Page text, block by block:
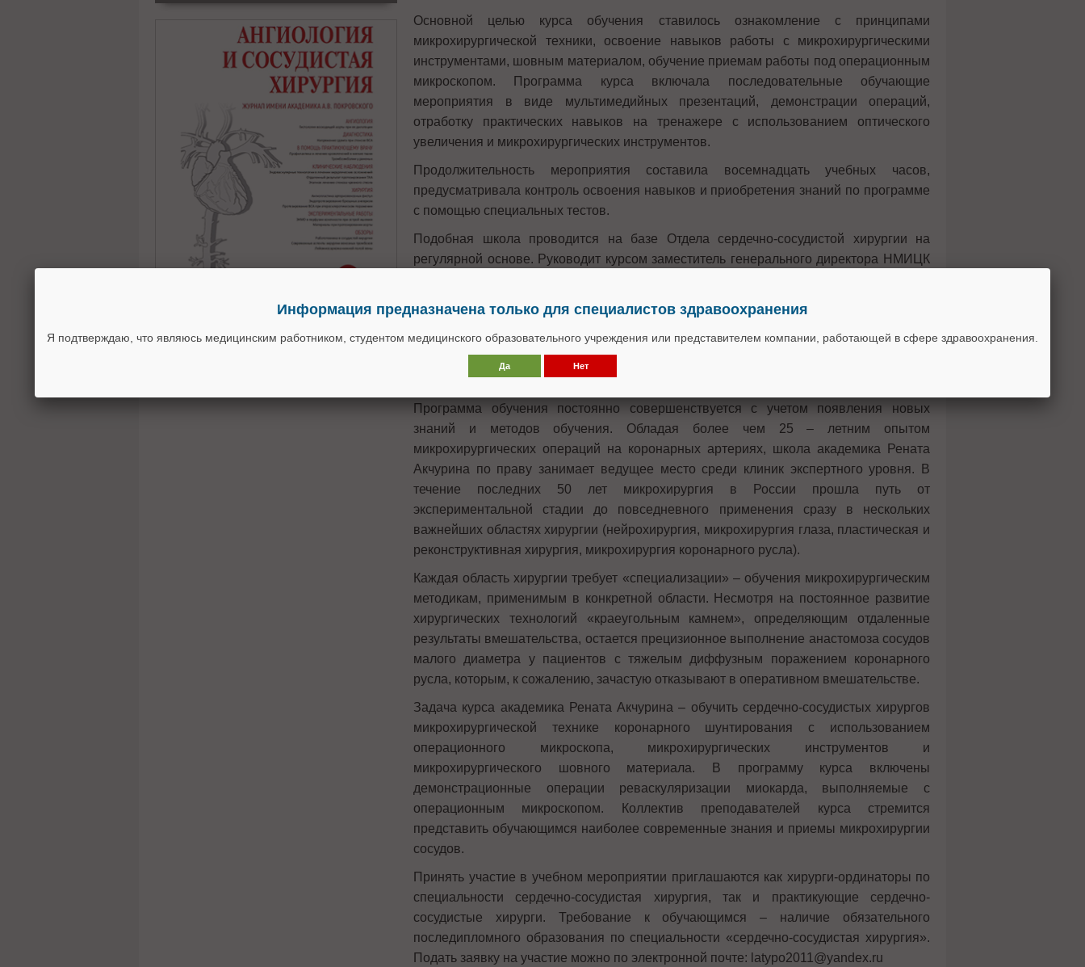
Основной целью курса обучения ставилось ознакомление с принципами
микрохирургической техники, освоение навыков работы с микрохирургическими
инструментами, шовным материалом, обучение приемам работы под операционным
микроскопом. Программа курса включала последовательные обучающие
мероприятия в виде мультимедийных презентаций, демонстрации операций,
отработку практических навыков на тренажере с использованием оптического
увеличения и микрохирургических инструментов.
Продолжительность мероприятия составила восемнадцать учебных часов,
предусматривала контроль освоения навыков и приобретения знаний по программе
с помощью специальных тестов.
Подобная школа проводится на базе Отдела сердечно-сосудистой хирургии на
регулярной основе. Руководит курсом заместитель генерального директора НМИЦК
научный сотрудник, академик РАН, профессор Ширяев Андрей Андреевич. В
проведении школы приняли активное участие сотрудники отдела сердечно-
сосудистой хирургии: с.н.с. Дамир Галяутдинов, с.н.с. Владислав Васильев, с.н.с.
Руслан Латыпов, с.н.с. Петр Лепилин.
Программа обучения постоянно совершенствуется с учетом появления новых
знаний и методов обучения. Обладая более чем 25 – летним опытом
микрохирургических операций на коронарных артериях, школа академика Рената
Акчурина по праву занимает ведущее место среди клиник экспертного уровня. В
течение последних 50 лет микрохирургия в России прошла путь от
экспериментальной стадии до повседневного применения сразу в нескольких
важнейших областях хирургии (нейрохирургия, микрохирургия глаза, пластическая и
реконструктивная хирургия, микрохирургия коронарного русла).
Каждая область хирургии требует «специализации» – обучения микрохирургическим
методикам, применимым в конкретной области. Несмотря на постоянное развитие
хирургических технологий «краеугольным камнем», определяющим отдаленные
результаты вмешательства, остается прецизионное выполнение анастомоза сосудов
малого диаметра у пациентов с тяжелым диффузным поражением коронарного
русла, которым, к сожалению, зачастую отказывают в оперативном вмешательстве.
Задача курса академика Рената Акчурина – обучить сердечно-сосудистых хирургов
микрохирургической технике коронарного шунтирования с использованием
операционного микроскопа, микрохирургических инструментов и
микрохирургического шовного материала. В программу курса включены
демонстрационные операции реваскуляризации миокарда, выполняемые с
операционным микроскопом. Коллектив преподавателей курса стремится
представить обучающимся наиболее современные знания и приемы микрохирургии
сосудов.
Принять участие в учебном мероприятии приглашаются как хирурги-ординаторы по
специальности сердечно-сосудистая хирургия, так и практикующие сердечно-
сосудистые хирурги. Требование к обучающимся – наличие обязательного
последипломного образования по специальности «сердечно-сосудистая хирургия».
Подать заявку на участие можно по электронной почте: latypo2011@yandex.ru
Информация предназначена только для специалистов здравоохранения
Я подтверждаю, что являюсь медицинским работником, студентом медицинского образовательного учреждения или представителем компании, работающей в сфере здравоохранения.
Да Нет